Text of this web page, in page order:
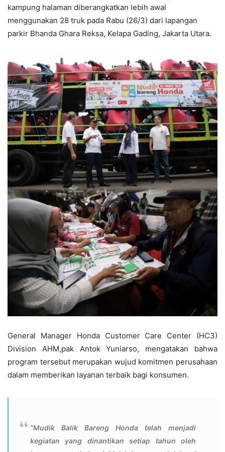
kampung halaman diberangkatkan lebih awal
menggunakan 28 truk pada Rabu (26/3) dari lapangan
parkir Bhanda Ghara Reksa, Kelapa Gading, Jakarta Utara.
General Manager Honda Customer Care Center (HC3)
Division AHM,pak Antok Yuniarso, mengatakan bahwa
program tersebut merupakan wujud komitmen perusahaan
dalam memberikan layanan terbaik bagi konsumen.
“Mudik Balik Bareng Honda telah menjadi
kegiatan yang dinantikan setiap tahun oleh